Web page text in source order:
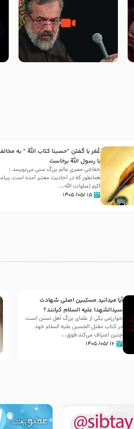
مادر منم مثل تو خمیدم – حاج
محمود کریمی – شهادت حضرت
عُمَر با گفتن “حسبنا كتاب اللّه ” به
با رسول اللّه برخاست
خفاجی مصری عالم بزرگ سنی می‌نویسد :
همانطور که در احادیث معتبر آمده است،
اکرم (صلوات اللّه...
۱۵ /۰۵/ ۱۴۰۵
30 صفر المظفر
شهادت حضرت علی بن موسی الرضا (علیه السلام) در روز
آخـر صفر سـال 203 هـ .ق. هشـتمین اختر تابناک امامت
آیا میدانید مسبّبین اصلی شهادت
سیدالشهدا علیه ‌السلام کیانند؟
خوارزمی یکی از علمای بزرگ اهل تسنن است،
در کتاب مقتل الحسین علیه ‌السلام خود
چنین اعتراف می‌کند:فوَق...
۱۶ /۰۵/ ۱۴۰۵